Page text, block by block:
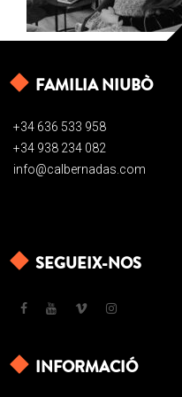
FAMILIA NIUBÒ
+34 636 533 958
+34 938 234 082
info@calbernadas.com
SEGUEIX-NOS
INFORMACIÓ